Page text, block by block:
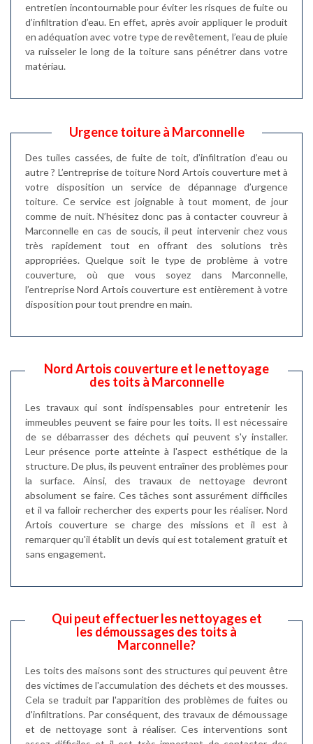
entretien incontournable pour éviter les risques de fuite ou
d’infiltration d’eau. En effet, après avoir appliquer le produit
en adéquation avec votre type de revêtement, l’eau de pluie
va ruisseler le long de la toiture sans pénétrer dans votre
matériau.
Urgence toiture à Marconnelle
Des tuiles cassées, de fuite de toit, d’infiltration d’eau ou
autre ? L’entreprise de toiture Nord Artois couverture met à
votre disposition un service de dépannage d’urgence
toiture. Ce service est joignable à tout moment, de jour
comme de nuit. N’hésitez donc pas à contacter couvreur à
Marconnelle en cas de soucis, il peut intervenir chez vous
très rapidement tout en offrant des solutions très
appropriées. Quelque soit le type de problème à votre
couverture, où que vous soyez dans Marconnelle,
l’entreprise Nord Artois couverture est entièrement à votre
disposition pour tout prendre en main.
Nord Artois couverture et le nettoyage
des toits à Marconnelle
Les travaux qui sont indispensables pour entretenir les
immeubles peuvent se faire pour les toits. Il est nécessaire
de se débarrasser des déchets qui peuvent s'y installer.
Leur présence porte atteinte à l'aspect esthétique de la
structure. De plus, ils peuvent entraîner des problèmes pour
la surface. Ainsi, des travaux de nettoyage devront
absolument se faire. Ces tâches sont assurément difficiles
et il va falloir rechercher des experts pour les réaliser. Nord
Artois couverture se charge des missions et il est à
remarquer qu'il établit un devis qui est totalement gratuit et
sans engagement.
Qui peut effectuer les nettoyages et
les démoussages des toits à
Marconnelle?
Les toits des maisons sont des structures qui peuvent être
des victimes de l'accumulation des déchets et des mousses.
Cela se traduit par l'apparition des problèmes de fuites ou
d'infiltrations. Par conséquent, des travaux de démoussage
et de nettoyage sont à réaliser. Ces interventions sont